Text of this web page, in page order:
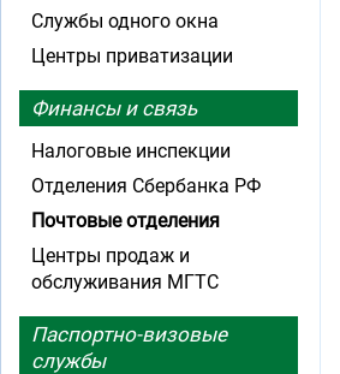
Службы одного окна
Центры приватизации
Финансы и связь
Налоговые инспекции
Отделения Сбербанка РФ
Почтовые отделения
Центры продаж и
обслуживания МГТС
Паспортно-визовые
службы